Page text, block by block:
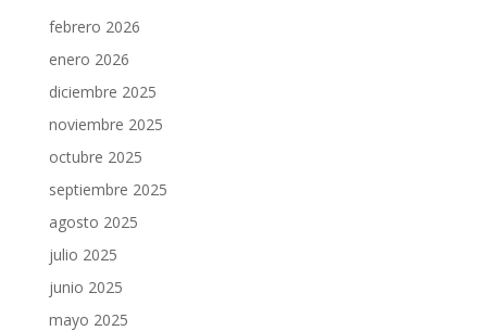
febrero 2026
enero 2026
diciembre 2025
noviembre 2025
octubre 2025
septiembre 2025
agosto 2025
julio 2025
junio 2025
mayo 2025